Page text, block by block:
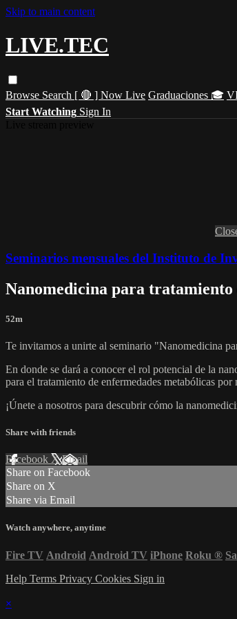
Skip to main content
LIVE.TEC
Browse Search [ 🔴 ] Now Live Graduaciones 🎓
Start Watching Sign In
Seminarios mensuales del Instituto de
Nanomedicina para tratamiento
52m
Te invitamos a unirte al seminario "Nanomedicina
En donde se dará a conocer el rol potencial de la
para el tratamiento de enfermedades metabólicas
¡Únete a nosotros para descubrir cómo la
Share with friends
Facebook XEmail
Share on Facebook
Share on X
Share via Email
Watch anywhere, anytime
Fire TV Android Android TV iPhone Roku ®
Help Terms Privacy Cookies Sign in
×